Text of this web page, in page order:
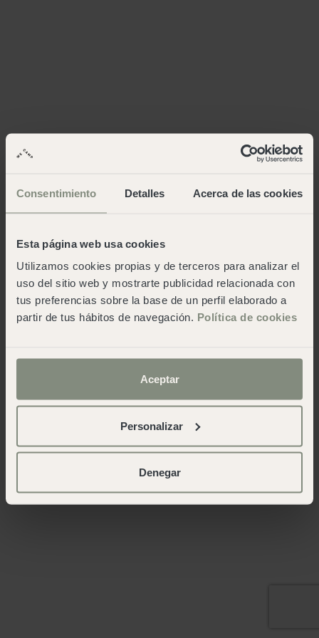
Consentimiento Detalles Acerca de las cookies
Esta página web usa cookies
Utilizamos cookies propias y de terceros para analizar el
uso del sitio web y mostrarte publicidad relacionada con
tus preferencias sobre la base de un perfil elaborado a
partir de tus hábitos de navegación. Política de cookies
Aceptar
Personalizar
Denegar